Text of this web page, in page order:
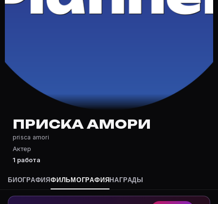
Частые вопросы о Приска Амори
Полный список — на Movie Planner: https://movie-
Кто такой(ая) Приска Амори?
Приска Амори — Актриса. Биография и роли на
Где открыть фильмографию Приска Амори?
На Movie Planner: https://movie-planner.ru/s/
ПРИСКА АМОРИ
prisca amori
Актер
1 работа
БИОГРАФИЯФИЛЬМОГРАФИЯ НАГРАДЫ